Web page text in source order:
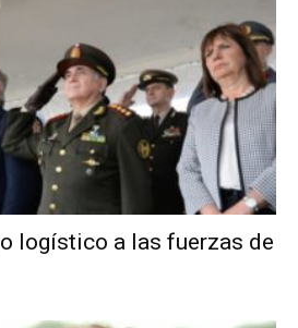
logístico a las fuerzas de